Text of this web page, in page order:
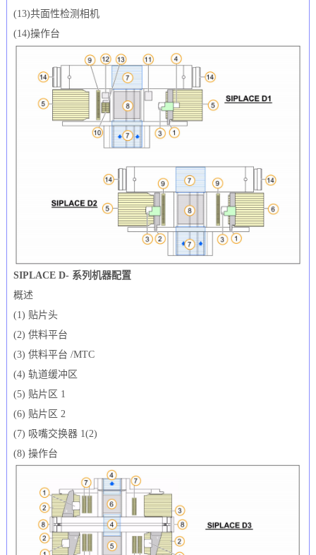
(13)共面性检测相机
(14)操作台
SIPLACE D- 系列机器配置
概述
(1) 贴片头
(2) 供料平台
(3) 供料平台 /MTC
(4) 轨道缓冲区
(5) 贴片区 1
(6) 贴片区 2
(7) 吸嘴交换器 1(2)
(8) 操作台